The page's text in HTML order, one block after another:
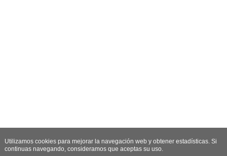
Utilizamos cookies para mejorar la navegación web y obtener estadísticas. Si
continuas navegando, consideramos que aceptas su uso.